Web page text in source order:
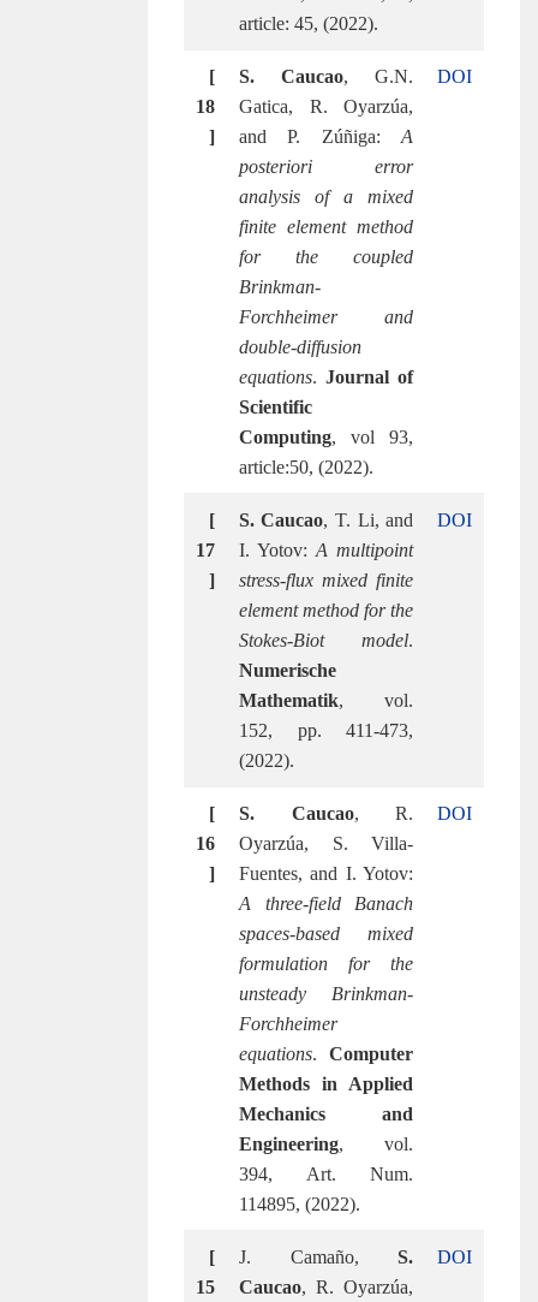
article: 45, (2022).
[
18
]
S. Caucao, G.N.
Gatica, R. Oyarzúa,
and P. Zúñiga:A
posteriori error
analysis of a mixed
finite element method
for the coupled
Brinkman-
Forchheimer and
double-diffusion
equations. Journal of
Scientific
Computing, vol 93,
article:50, (2022).
DOI
[
17
]
S. Caucao, T. Li, and
I. Yotov:A multipoint
stress-flux mixed finite
element method for the
Stokes-Biot model.
Numerische
Mathematik, vol.
152, pp. 411-473,
(2022).
DOI
[
16
]
S. Caucao, R.
Oyarzúa, S. Villa-
Fuentes, and I. Yotov:
A three-field Banach
spaces-based mixed
formulation for the
unsteady Brinkman-
Forchheimer
equations.Computer
Methods in Applied
Mechanics and
Engineering, vol.
394, Art. Num.
114895, (2022).
DOI
[
15
J. Camaño,S.
Caucao, R. Oyarzúa,
DOI